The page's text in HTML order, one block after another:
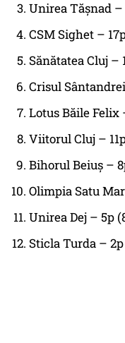
Unirea Tășnad –
CSM Sighet –
Sănătatea Cluj –
Crisul
Lotus Băile Felix
Viitorul Cluj –
Bihorul Beiuș –
Olimpia Satu
Unirea Dej – 5p
Sticla Turda –